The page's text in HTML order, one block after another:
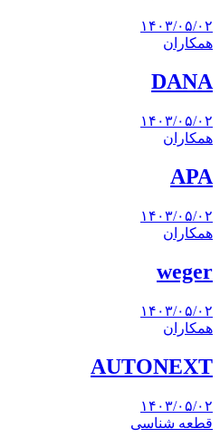
۱۴۰۳/۰۵/۰۲
همکاران
DANA
۱۴۰۳/۰۵/۰۲
همکاران
APA
۱۴۰۳/۰۵/۰۲
همکاران
weger
۱۴۰۳/۰۵/۰۲
همکاران
AUTONEXT
۱۴۰۳/۰۵/۰۲
قطعه شناسی